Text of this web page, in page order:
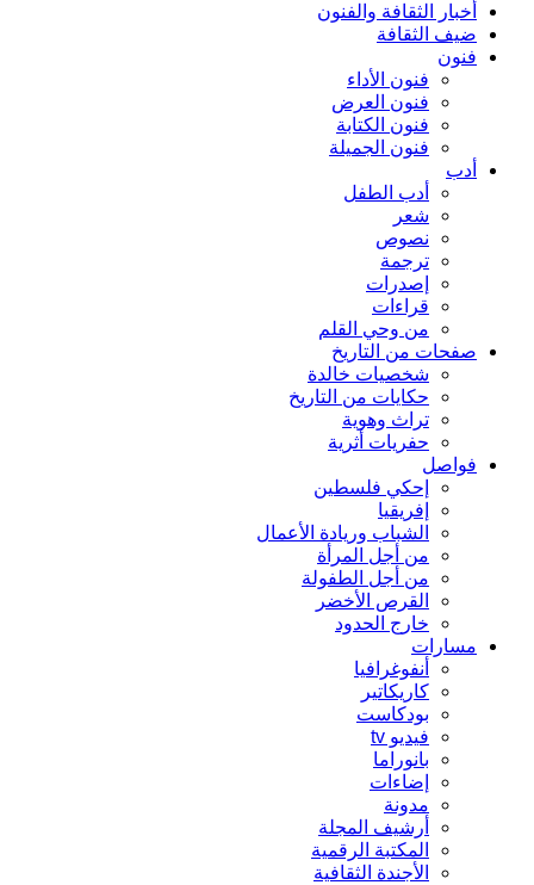
أخبار الثقافة والفنون
ضيف الثقافة
فنون
فنون الأداء
فنون العرض
فنون الكتابة
فنون الجميلة
أدب
أدب الطفل
شعر
نصوص
ترجمة
إصدرات
قراءات
من وحي القلم
صفحات من التاريخ
شخصيات خالدة
حكايات من التاريخ
تراث وهوية
حفريات أثرية
فواصل
إحكي فلسطين
إفريقيا
الشباب وريادة الأعمال
من أجل المرأة
من أجل الطفولة
القرص الأخضر
خارج الحدود
مسارات
أنفوغرافيا
كاريكاتير
بودكاست
فيديو tv
بانوراما
إضاءات
مدونة
أرشيف المجلة
المكتبة الرقمية
الأجندة الثقافية